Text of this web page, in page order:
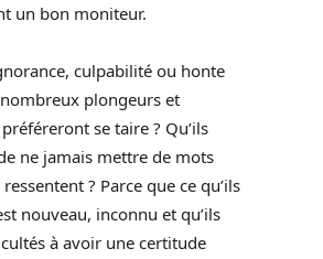
un bon moniteur.
culpabilité ou honte
plongeurs et
se taire ? Qu’ils
ne jamais mettre de mots
? Parce que ce qu’ils
nouveau, inconnu et qu’ils
à avoir une certitude